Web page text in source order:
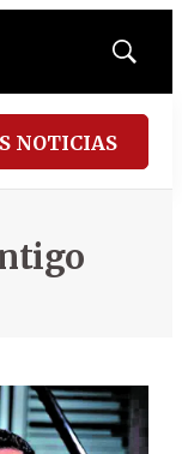
Mostrar
NOTICIAS